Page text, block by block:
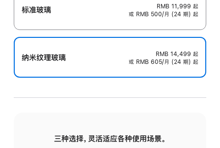
标准玻璃 RMB 11,999 起
或 RMB 500/月 (24 期) 起
纳米纹理玻璃 RMB 14,499 起
或 RMB 605/月 (24 期) 起
三种选择，灵活适应各种使用场景。